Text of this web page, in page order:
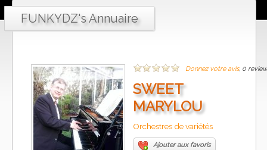
FUNKYDZ's Annuaire
Donnez votre avis, 0
SWEET
MARYLOU
Orchestres de variétés
Ajouter aux favoris